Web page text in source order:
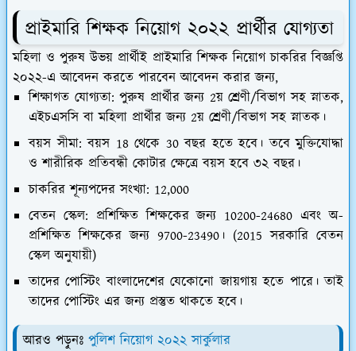
প্রাইমারি শিক্ষক নিয়োগ ২০২২ প্রার্থীর যোগ্যতা
মহিলা ও পুরুষ উভয় প্রার্থীই প্রাইমারি শিক্ষক নিয়োগ চাকরির বিজ্ঞপ্তি
২০২২-এ আবেদন করতে পারবেন আবেদন করার জন্য,
শিক্ষাগত যোগ্যতা: পুরুষ প্রার্থীর জন্য 2য় শ্রেণী/বিভাগ সহ স্নাতক,
এইচএসসি বা মহিলা প্রার্থীর জন্য 2য় শ্রেণী/বিভাগ সহ স্নাতক।
বয়স সীমা: বয়স 18 থেকে 30 বছর হতে হবে। তবে মুক্তিযোদ্ধা
ও শারীরিক প্রতিবন্ধী কোটার ক্ষেত্রে বয়স হবে ৩২ বছর।
চাকরির শূন্যপদের সংখ্যা: 12,000
বেতন স্কেল: প্রশিক্ষিত শিক্ষকের জন্য 10200-24680 এবং অ-
প্রশিক্ষিত শিক্ষকের জন্য 9700-23490। (2015 সরকারি বেতন
স্কেল অনুযায়ী)
তাদের পোস্টিং বাংলাদেশের যেকোনো জায়গায় হতে পারে। তাই
তাদের পোস্টিং এর জন্য প্রস্তুত থাকতে হবে।
আরও পড়ুনঃ পুলিশ নিয়োগ ২০২২ সার্কুলার